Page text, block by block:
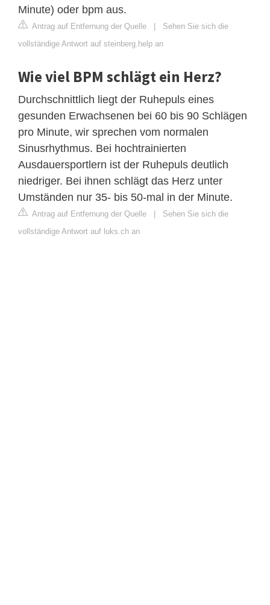
Minute) oder bpm aus.
Antrag auf Entfernung der Quelle | Sehen Sie sich die
vollständige Antwort auf steinberg.help an
Wie viel BPM schlägt ein Herz?
Durchschnittlich liegt der Ruhepuls eines
gesunden Erwachsenen bei 60 bis 90 Schlägen
pro Minute, wir sprechen vom normalen
Sinusrhythmus. Bei hochtrainierten
Ausdauersportlern ist der Ruhepuls deutlich
niedriger. Bei ihnen schlägt das Herz unter
Umständen nur 35- bis 50-mal in der Minute.
Antrag auf Entfernung der Quelle | Sehen Sie sich die
vollständige Antwort auf luks.ch an